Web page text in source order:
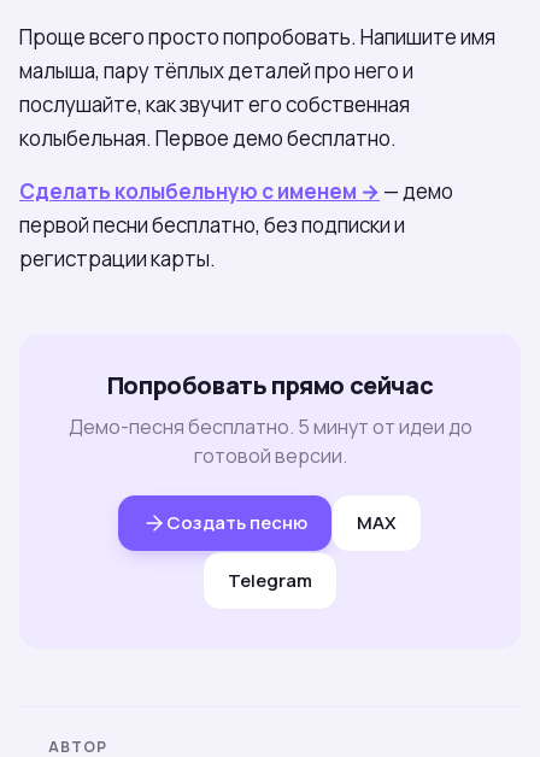
Проще всего просто попробовать. Напишите имя
малыша, пару тёплых деталей про него и
послушайте, как звучит его собственная
колыбельная. Первое демо бесплатно.
Сделать колыбельную с именем → — демо
первой песни бесплатно, без подписки и
регистрации карты.
Попробовать прямо сейчас
Демо-песня бесплатно. 5 минут от идеи до
готовой версии.
Создать песню MAX
Telegram
АВТОР